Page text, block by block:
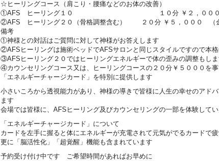
☆ヒーリングコース（肩こり・腰痛などのお体の改善）
①AFS ヒーリング１０ １０分 ￥２，０００ （金
②AFS ヒーリング２０（骨格調整含む） ２０分 ￥５，０００ （金
備考
①神様との対話はご質問に対して神様がお答えします
②AFSヒーリングは施術ベッドでAFSサロンと同じスタイルですので本
③AFSヒーリング２０ではヒーリングエネルギーで体の歪みの調整もし
④カウンセリングコース又は、ヒーリングコースの２０分￥５０００を事
「エネルギーチャージカード」を特別に提供します
小さいころから透視能力があり、神様の導きで皆様に人生の幸せのアド
ます
会場では皆様に、AFSヒーリング及びカウンセリングの一部を体験して
「エネルギーチャージカード」について
カードを左手に握ると体にエネルギーが充電されて元気がでるカードで
更に「脳活性化」「超覚醒」機能も含まれています
予約受け付け中です ご希望時間があればお早めに